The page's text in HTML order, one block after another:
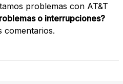
problemas con AT&T
o interrupciones?
comentarios.